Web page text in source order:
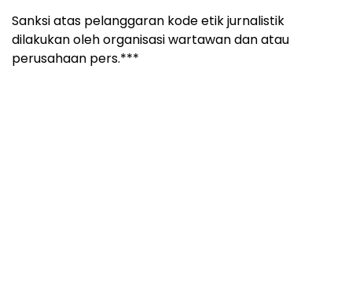
Sanksi atas pelanggaran kode etik jurnalistik
dilakukan oleh organisasi wartawan dan atau
perusahaan pers.***